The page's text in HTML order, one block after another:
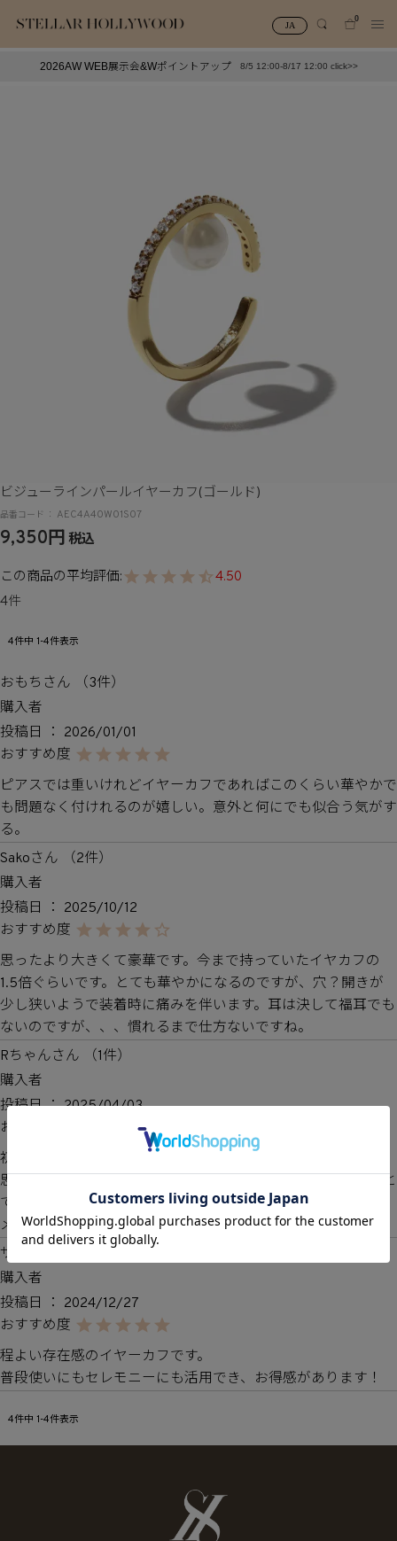
JA
0
2026AW WEB展示会&Wポイントアップ 8/5 12:00-8/17 12:00 click>>
ビジューラインパールイヤーカフ(ゴールド)
AEC4A40W01S07
9,350 税込
4.50
4
4件中 1-4件表示
おもち
3
購入者
投稿日
2026/01/01
ピアスでは重いけれどイヤーカフであればこのくらい華やかで
も問題なく付けれるのが嬉しい。意外と何にでも似合う気がす
る。
Sako
2
購入者
投稿日
2025/10/12
思ったより大きくて豪華です。今まで持っていたイヤカフの
1.5倍ぐらいです。とても華やかになるのですが、穴？開きが
少し狭いようで装着時に痛みを伴います。耳は決して福耳でも
ないのですが、、、慣れるまで仕方ないですね。
Rちゃん
1
購入者
投稿日
2025/04/03
初めて購入しました★
思ったよりも大きめに感じましたが、付けてみると華やかでと
ても気に入りました★
メンテナンスしながら長く使っていきたいです★
サナ
購入者
投稿日
2024/12/27
程よい存在感のイヤーカフです。
普段使いにもセレモニーにも活用でき、お得感があります！
4件中 1-4件表示